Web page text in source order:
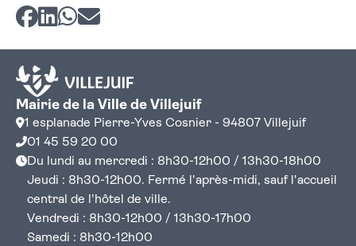
Partager sur Facebook
Partager sur LinkedIn
Partager sur Whatsapp
Partager par courriel
Mairie de la Ville de Villejuif
1 esplanade Pierre-Yves Cosnier - 94807 Villejuif
01 45 59 20 00
Du lundi au mercredi : 8h30-12h00 / 13h30-18h00
Jeudi : 8h30-12h00. Fermé l'après-midi, sauf l'accueil
central de l'hôtel de ville.
Vendredi : 8h30-12h00 / 13h30-17h00
Samedi : 8h30-12h00